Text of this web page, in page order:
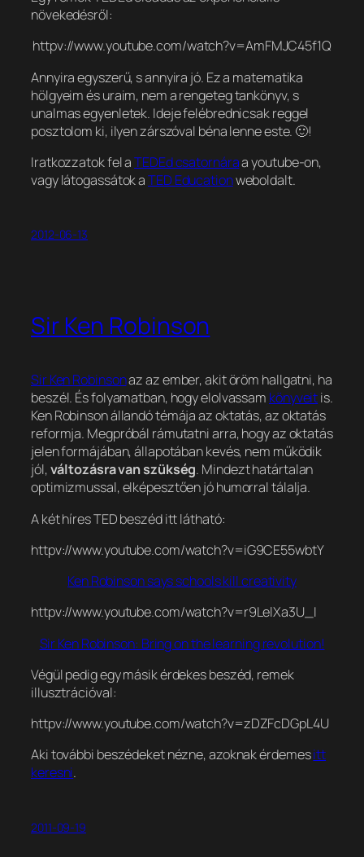
növekedésről:
httpv://www.youtube.com/watch?v=AmFMJC45f1Q
Annyira egyszerű, s annyira jó. Ez a matematika
hölgyeim és uraim, nem a rengeteg tankönyv, s
unalmas egyenletek. Ideje felébrednicsak reggel
posztolom ki, ilyen zárszóval béna lenne este. 🙂!
Iratkozzatok fel aTEDEd csatornáraa youtube-on,
vagy látogassátok aTED Educationweboldalt.
2012-06-13
Sir Ken Robinson
Sir Ken Robinsonaz az ember, akit öröm hallgatni, ha
beszél. És folyamatban, hogy elolvassam könyveitis.
Ken Robinson állandó témája az oktatás, az oktatás
reformja. Megpróbál rámutatni arra, hogy az oktatás
jelen formájában, állapotában kevés, nem működik
jól,változásra van szükség. Mindezt határtalan
optimizmussal, elképesztően jó humorral tálalja.
A két híres TED beszéd itt látható:
httpv://www.youtube.com/watch?v=iG9CE55wbtY
Ken Robinson says schools kill creativity
httpv://www.youtube.com/watch?v=r9LelXa3U_I
Sir Ken Robinson: Bring on the learning revolution!
Végül pedig egy másik érdekes beszéd, remek
illusztrációval:
httpv://www.youtube.com/watch?v=zDZFcDGpL4U
Aki további beszédeket nézne, azoknak érdemesitt
keresni.
2011-09-19